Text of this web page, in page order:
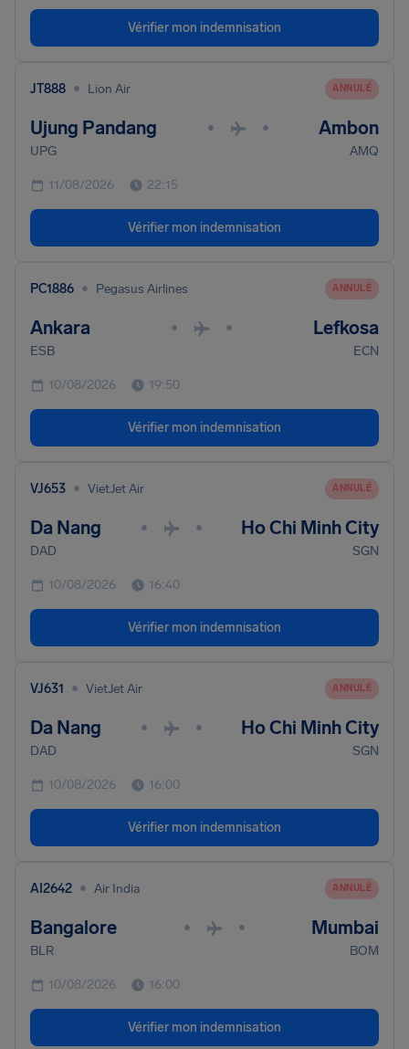
Vérifier mon indemnisation
JT888 • Lion Air ANNULÉ
Ujung Pandang • • Ambon
UPG AMQ
11/08/2026 22:15
Vérifier mon indemnisation
PC1886 • Pegasus Airlines ANNULÉ
Ankara • • Lefkosa
ESB ECN
10/08/2026 19:50
Vérifier mon indemnisation
VJ653 • VietJet Air ANNULÉ
Da Nang • • Ho Chi Minh City
DAD SGN
10/08/2026 16:40
Vérifier mon indemnisation
VJ631 • VietJet Air ANNULÉ
Da Nang • • Ho Chi Minh City
DAD SGN
10/08/2026 16:00
Vérifier mon indemnisation
AI2642 • Air India ANNULÉ
Bangalore • • Mumbai
BLR BOM
10/08/2026 16:00
Vérifier mon indemnisation